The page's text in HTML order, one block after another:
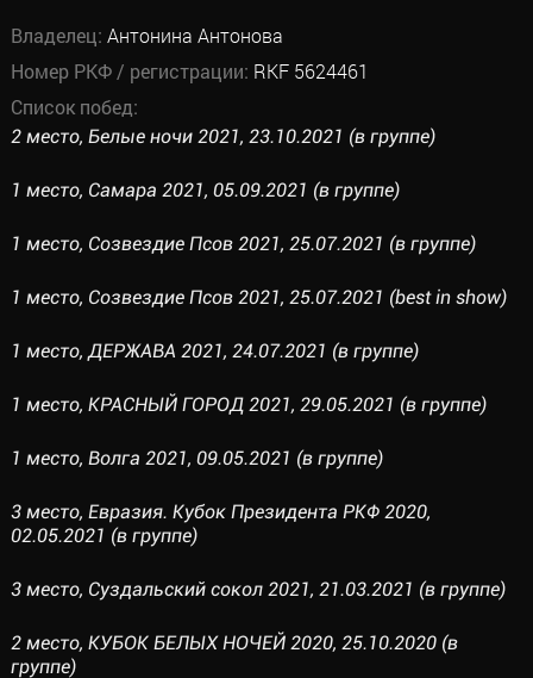
Владелец: Антонина Антонова
Номер РКФ / регистрации: RKF 5624461
Список побед:
2 место, Белые ночи 2021, 23.10.2021 (в группе)
1 место, Самара 2021, 05.09.2021 (в группе)
1 место, Созвездие Псов 2021, 25.07.2021 (в группе)
1 место, Созвездие Псов 2021, 25.07.2021 (best in show)
1 место, ДЕРЖАВА 2021, 24.07.2021 (в группе)
1 место, КРАСНЫЙ ГОРОД 2021, 29.05.2021 (в группе)
1 место, Волга 2021, 09.05.2021 (в группе)
3 место, Евразия. Кубок Президента РКФ 2020,
02.05.2021 (в группе)
3 место, Суздальский сокол 2021, 21.03.2021 (в группе)
2 место, КУБОК БЕЛЫХ НОЧЕЙ 2020, 25.10.2020 (в
группе)